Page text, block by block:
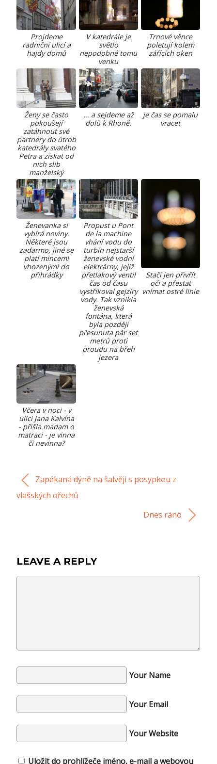
Projdeme
radniční ulicí a
hajdy domů
V katedrále je
světlo
nepodobné tomu
venku
Trnové věnce
poletují kolem
zářících oken
Ženy se často
pokoušejí
zatáhnout své
partnery do útrob
katedrály svatého
Petra a získat od
nich slib
manželský
... a sejdeme až
dolů k Rhoně.
je čas se pomalu
vracet
Ženevanka si
vybírá noviny.
Některé jsou
zadarmo, jiné se
platí mincemi
vhozenými do
přihrádky
Propust u Pont
de la machine
vhání vodu do
turbín nejstarší
ženevské vodní
elektrárny, jejíž
přetlakový ventil
čas od času
vystřikoval gejzíry
vody. Tak vznikla
ženevská
fontána, která
byla později
přesunuta pár set
metrů proti
proudu na břeh
jezera
Stačí jen přivřít
oči a přestat
vnímat ostré linie
Včera v noci - v
ulici Jana Kalvína
- přišla madam o
matraci - je vinna
či nevinna?
Zapékaná dýně na šalvěji s posypkou z
vlašských ořechů
Dnes ráno
LEAVE A REPLY
Your Name
Your Email
Your Website
Uložit do prohlížeče jméno, e-mail a webovou